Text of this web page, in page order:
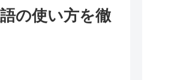
の使い方を徹